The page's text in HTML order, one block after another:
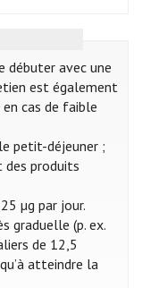
débuter avec une
est également
cas de faible
petit-déjeuner ;
produits
µg par jour.
graduelle (p. ex.
de 12,5
atteindre la